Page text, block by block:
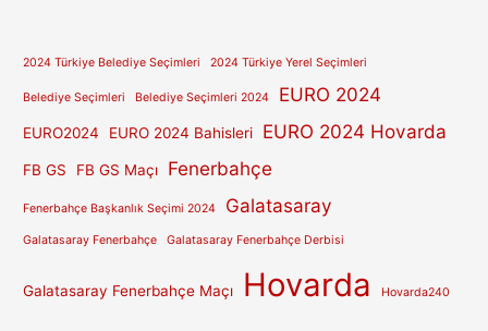
2024 Türkiye Belediye Seçimleri 2024 Türkiye Yerel Seçimleri
Belediye Seçimleri Belediye Seçimleri 2024 EURO 2024
EURO2024 EURO 2024 Bahisleri EURO 2024 Hovarda
FB GS FB GS Maçı Fenerbahçe
Fenerbahçe Başkanlık Seçimi 2024 Galatasaray
Galatasaray Fenerbahçe Galatasaray Fenerbahçe Derbisi
Galatasaray Fenerbahçe Maçı Hovarda Hovarda240